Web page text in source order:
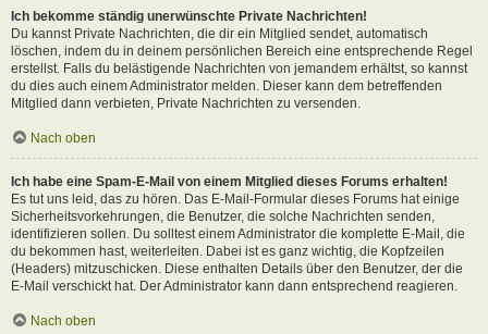
Ich bekomme ständig unerwünschte Private Nachrichten!
Du kannst Private Nachrichten, die dir ein Mitglied sendet, automatisch
löschen, indem du in deinem persönlichen Bereich eine entsprechende Regel
erstellst. Falls du belästigende Nachrichten von jemandem erhältst, so kannst
du dies auch einem Administrator melden. Dieser kann dem betreffenden
Mitglied dann verbieten, Private Nachrichten zu versenden.
Nach oben
Ich habe eine Spam-E-Mail von einem Mitglied dieses Forums erhalten!
Es tut uns leid, das zu hören. Das E-Mail-Formular dieses Forums hat einige
Sicherheitsvorkehrungen, die Benutzer, die solche Nachrichten senden,
identifizieren sollen. Du solltest einem Administrator die komplette E-Mail, die
du bekommen hast, weiterleiten. Dabei ist es ganz wichtig, die Kopfzeilen
(Headers) mitzuschicken. Diese enthalten Details über den Benutzer, der die
E-Mail verschickt hat. Der Administrator kann dann entsprechend reagieren.
Nach oben